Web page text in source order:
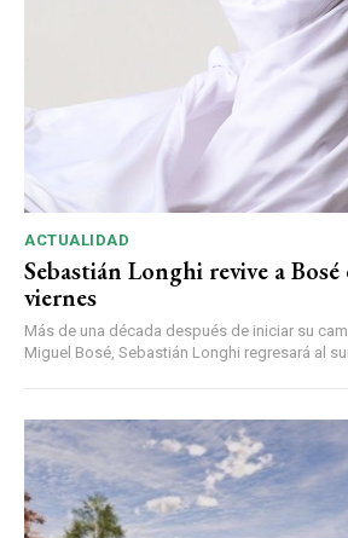
ACTUALIDAD
Sebastián Longhi revive a Bosé
viernes
Más de una década después de iniciar su
Miguel Bosé, Sebastián Longhi regresará al